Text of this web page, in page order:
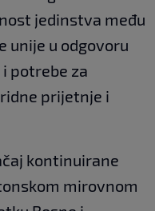
jedinstva među
unije u odgovoru
potrebe za
prijetnje i
kontinuirane
mirovnom